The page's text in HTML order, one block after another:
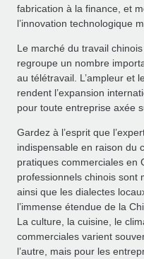
fabrication à la finance, et
l’innovation technologique
Le marché du travail
regroupe un nombre
au télétravail. L’ampleur et
rendent l’expansion
pour toute entreprise axée
Gardez à l’esprit que
indispensable en raison du
pratiques commerciales en
professionnels chinois sont
ainsi que les dialectes
l’immense étendue de la
La culture, la cuisine, le
commerciales varient
l’autre, mais pour les